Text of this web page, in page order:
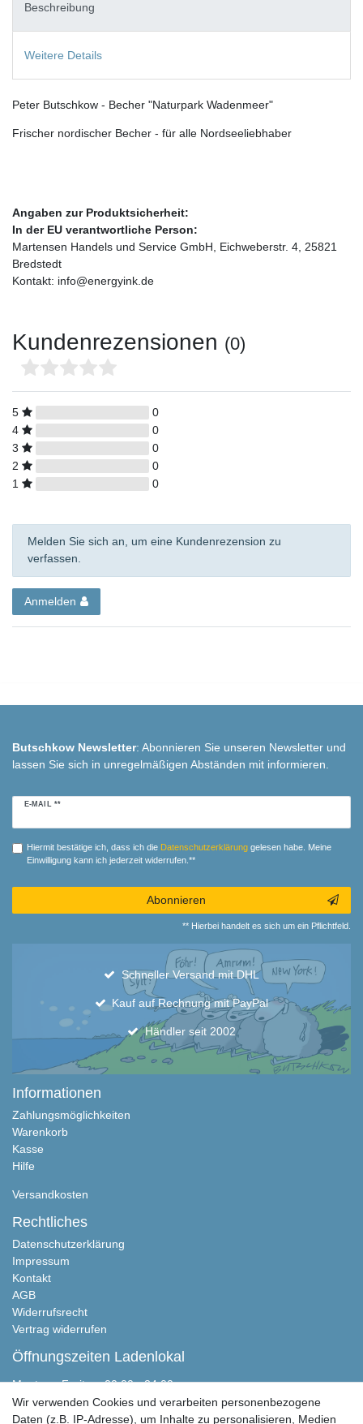
Beschreibung
Weitere Details
Peter Butschkow - Becher "Naturpark Wadenmeer"
Frischer nordischer Becher - für alle Nordseeliebhaber
Angaben zur Produktsicherheit:
In der EU verantwortliche Person:
Martensen Handels und Service GmbH, Eichweberstr. 4, 25821
Bredstedt
Kontakt: info@energyink.de
Kundenrezensionen (0)
5
0
4
0
3
0
2
0
1
0
Melden Sie sich an, um eine Kundenrezension zu
verfassen.
Anmelden
Butschkow Newsletter: Abonnieren Sie unseren Newsletter und
lassen Sie sich in unregelmäßigen Abständen mit informieren.
E-MAIL **
Newsletter
Hiermit bestätige ich, dass ich die Daten­schutz­erklärunggelesen habe. Meine
Einwilligung kann ich jederzeit widerrufen.**
Abonnieren
** Hierbei handelt es sich um ein Pflichtfeld.
Schneller Versand mit DHL
Kauf auf Rechnung mit PayPal
Händler seit 2002
Informationen
Zahlungsmöglichkeiten
Warenkorb
Kasse
Hilfe
Versandkosten
Rechtliches
Datenschutzerklärung
Impressum
Kontakt
AGB
Widerrufsrecht
Vertrag widerrufen
Öffnungszeiten Ladenlokal
Montag - Freitag, 00:00 - 24:00
Samstag nach Absprache
Sonntag geschlossen
Wir verwenden Cookies und verarbeiten personenbezogene
Daten (z.B. IP-Adresse), um Inhalte zu personalisieren, Medien